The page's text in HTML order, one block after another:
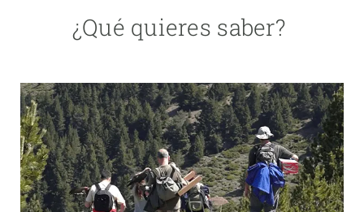
¿Qué quieres saber?